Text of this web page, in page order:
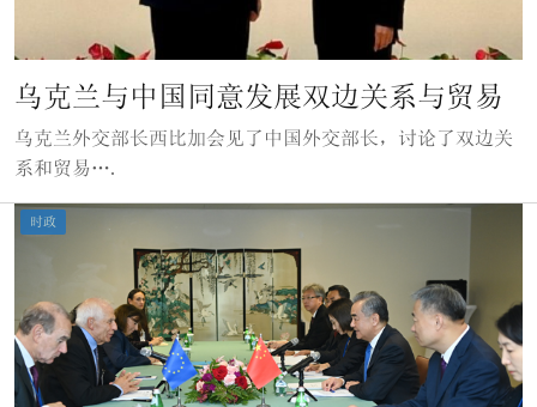
乌克兰与中国同意发展双边关系与贸易
乌克兰外交部长西比加会见了中国外交部长，讨论了双边关
系和贸易….
时政